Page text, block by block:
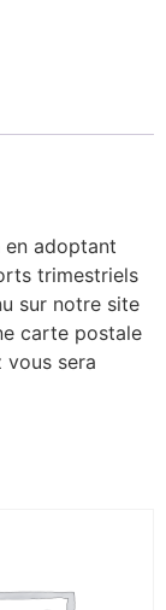
en adoptant
trimestriels
sur notre site
carte postale
sera